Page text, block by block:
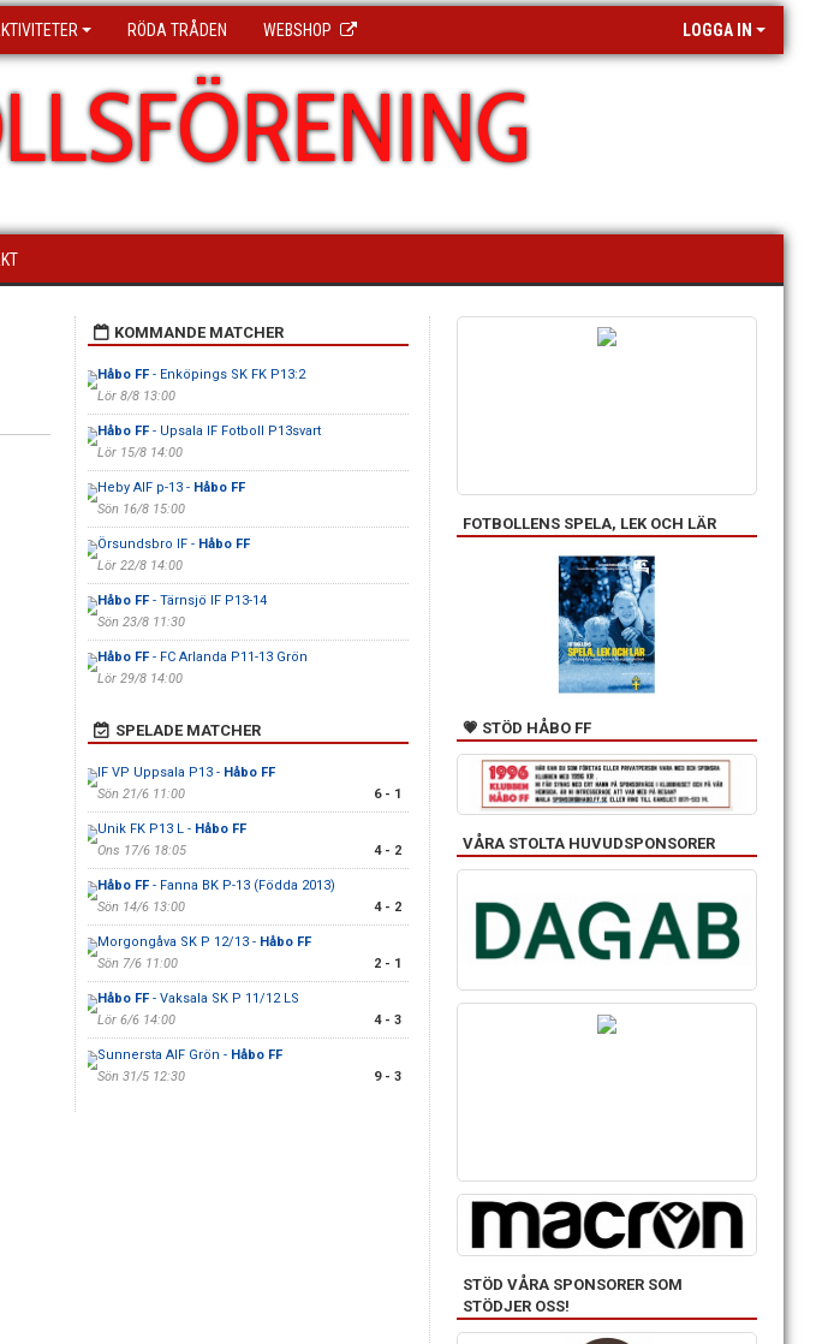
RÖDA TRÅDEN WEBSHOP LOGGA IN
KOMMANDE MATCHER
Håbo FF- Enköpings SK FK P13:2
Lör 8/8 13:00
Håbo FF- Upsala IF Fotboll P13svart
Lör 15/8 14:00
Heby AIF p-13 - Håbo FF
Sön 16/8 15:00
Örsundsbro IF - Håbo FF
Lör 22/8 14:00
Håbo FF- Tärnsjö IF P13-14
Sön 23/8 11:30
Håbo FF- FC Arlanda P11-13 Grön
Lör 29/8 14:00
SPELADE MATCHER
IF VP Uppsala P13 - Håbo FF
Sön 21/6 11:00
6 - 1
Unik FK P13 L - Håbo FF
Ons 17/6 18:05
4 - 2
Håbo FF- Fanna BK P-13 (Födda 2013)
Sön 14/6 13:00
4 - 2
Morgongåva SK P 12/13 - Håbo FF
Sön 7/6 11:00
2 - 1
Håbo FF- Vaksala SK P 11/12 LS
Lör 6/6 14:00
4 - 3
Sunnersta AIF Grön - Håbo FF
Sön 31/5 12:30
9 - 3
FOTBOLLENS SPELA, LEK OCH LÄR
💗 STÖD HÅBO FF
VÅRA STOLTA HUVUDSPONSORER
STÖD VÅRA SPONSORER SOM
STÖDJER OSS!